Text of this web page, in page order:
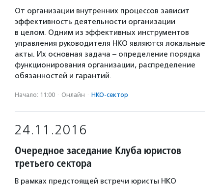
От организации внутренних процессов зависит
эффективность деятельности организации
в целом. Одним из эффективных инструментов
управления руководителя НКО являются локальные
акты. Их основная задача – определение порядка
функционирования организации, распределение
обязанностей и гарантий.
Начало: 11:00 · Онлайн · НКО-сектор
24.11.2016
Очередное заседание Клуба юристов
третьего сектора
В рамках предстоящей встречи юристы НКО